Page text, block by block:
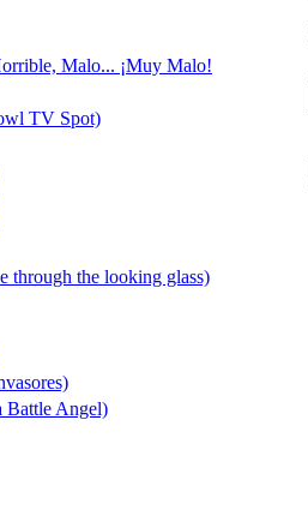
Malo... ¡Muy Malo!
TV Spot)
through the looking glass)
Battle Angel)